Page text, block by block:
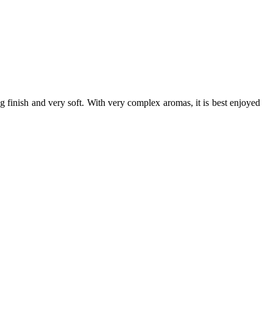
and very soft. With very complex aromas, it is best enjoyed